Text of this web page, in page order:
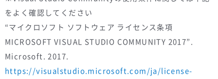
をよく確認してください
“マイクロソフト ソフトウェア ライセンス条項
MICROSOFT VISUAL STUDIO COMMUNITY 2017”.
Microsoft. 2017.
https://visualstudio.microsoft.com/ja/license-